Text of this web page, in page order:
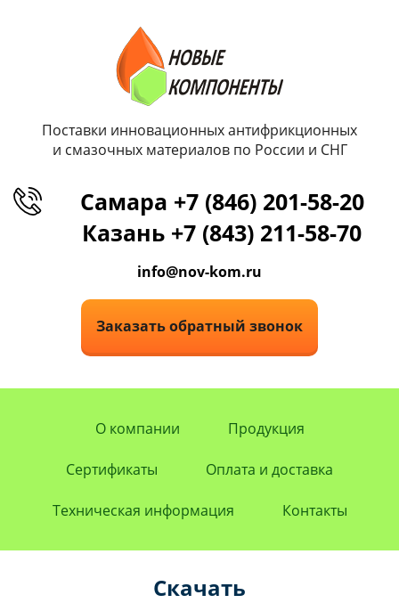
Поставки инновационных антифрикционных
и смазочных материалов по России и СНГ
Самара +7 (846) 201-58-20
Казань +7 (843) 211-58-70
info@nov-kom.ru
Заказать обратный звонок
О компании Продукция
Сертификаты Оплата и доставка
Техническая информация Контакты
Скачать